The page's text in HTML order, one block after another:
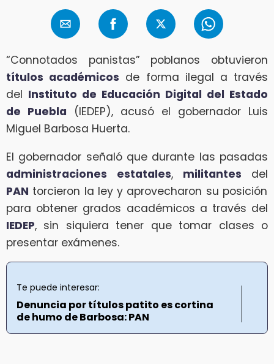
“Connotados panistas” poblanos obtuvieron
títulos académicos de forma ilegal a través
del Instituto de Educación Digital del Estado
de Puebla (IEDEP), acusó el gobernador Luis
Miguel Barbosa Huerta.
El gobernador señaló que durante las pasadas
administraciones estatales, militantes del
PAN torcieron la ley y aprovecharon su posición
para obtener grados académicos a través del
IEDEP, sin siquiera tener que tomar clases o
presentar exámenes.
Te puede interesar:
Denuncia por títulos patito es cortina
de humo de Barbosa: PAN